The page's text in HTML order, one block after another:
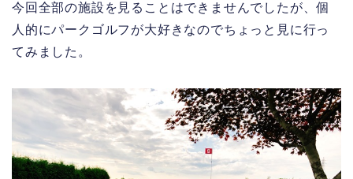
今回全部の施設を見ることはできませんでしたが、個
人的にパークゴルフが大好きなのでちょっと見に行っ
てみました。